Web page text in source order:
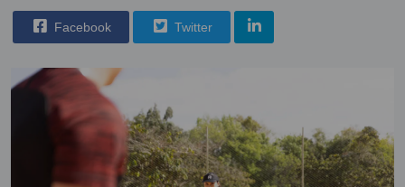
Facebook Twitter